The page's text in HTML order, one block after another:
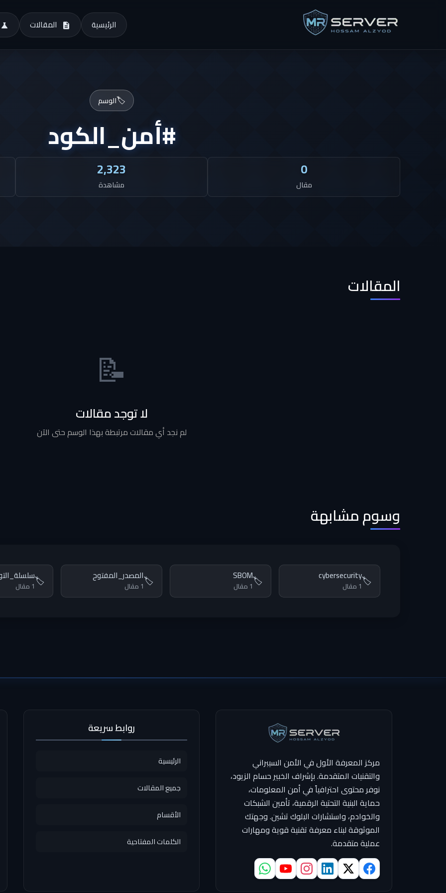
الرئيسية المقالات
🏷️الوسم
#أمن_الكود
0
مقال
2,323
مشاهدة
المقالات
📝
لا توجد مقالات
لم نجد أي مقالات مرتبطة بهذا الوسم حتى الآن
وسوم مشابهة
🏷️
cybersecurity
1 مقال 🏷️
SBOM
1 مقال 🏷️المصدر_المفتوح
1 مقال 🏷️1 مقال
مركز المعرفة الأول في الأمن السيبراني
والتقنيات المتقدمة. بإشراف الخبير حسام الزيود،
نوفر محتوى احترافياً في أمن المعلومات،
حماية البنية التحتية الرقمية، تأمين الشبكات
والخوادم، واستشارات البلوك تشين. وجهتك
الموثوقة لبناء معرفة تقنية قوية ومهارات
عملية متقدمة.
روابط سريعة
الرئيسية
جميع المقالات
الأقسام
الكلمات المفتاحية